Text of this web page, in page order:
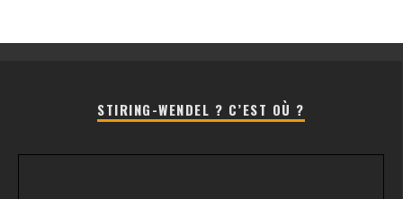
STIRING-WENDEL ? C’EST OÙ ?